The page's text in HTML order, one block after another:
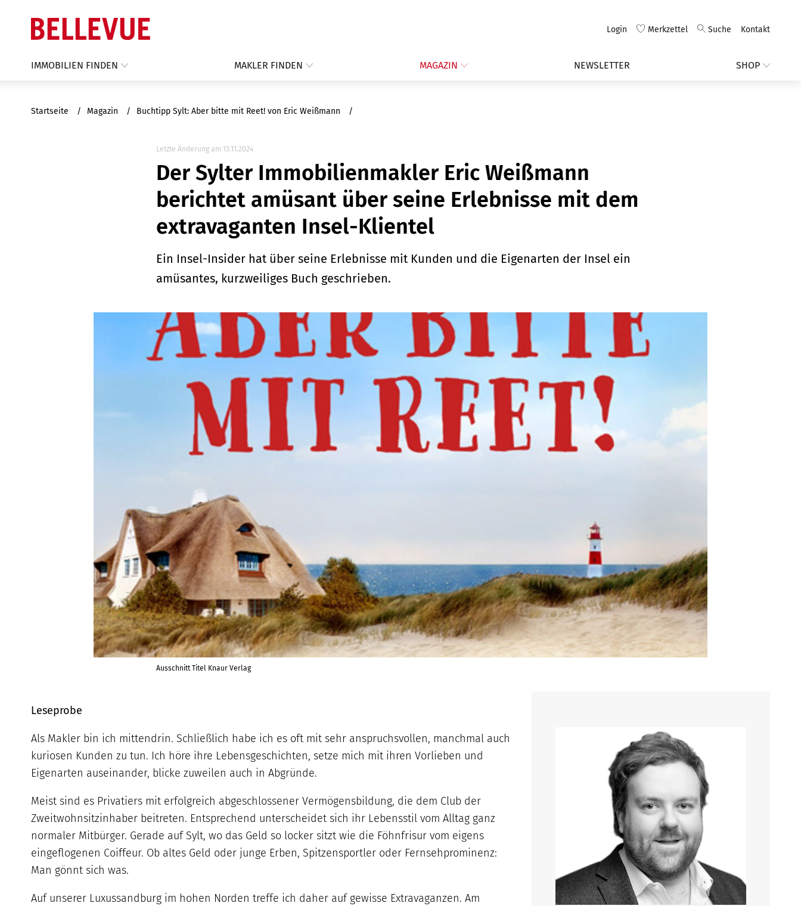
Login Merkzettel Suche Kontakt
IMMOBILIEN FINDEN MAKLER FINDEN MAGAZIN NEWSLETTER SHOP
Startseite Magazin Buchtipp Sylt: Aber bitte mit Reet! von Eric Weißmann
Letzte Änderung am 13.11.2024
Der Sylter Immobilienmakler Eric Weißmann
berichtet amüsant über seine Erlebnisse mit dem
extravaganten Insel-Klientel
Ein Insel-Insider hat über seine Erlebnisse mit Kunden und die Eigenarten der Insel ein
amüsantes, kurzweiliges Buch geschrieben.
Ausschnitt Titel Knaur Verlag
Leseprobe
Als Makler bin ich mittendrin. Schließlich habe ich es oft mit sehr anspruchsvollen, manchmal auch
kuriosen Kunden zu tun. Ich höre ihre Lebensgeschichten, setze mich mit ihren Vorlieben und
Eigenarten auseinander, blicke zuweilen auch in Abgründe.
Meist sind es Privatiers mit erfolgreich abgeschlossener Vermögensbildung, die dem Club der
Zweitwohnsitzinhaber beitreten. Entsprechend unterscheidet sich ihr Lebensstil vom Alltag ganz
normaler Mitbürger. Gerade auf Sylt, wo das Geld so locker sitzt wie die Föhnfrisur vom eigens
eingeflogenen Coiffeur. Ob altes Geld oder junge Erben, Spitzensportler oder Fernsehprominenz:
Man gönnt sich was.
Auf unserer Luxussandburg im hohen Norden treffe ich daher auf gewisse Extravaganzen. Am